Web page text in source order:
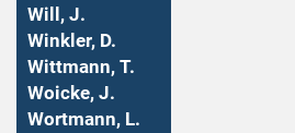
Will, J.
Winkler, D.
Wittmann, T.
Woicke, J.
Wortmann, L.